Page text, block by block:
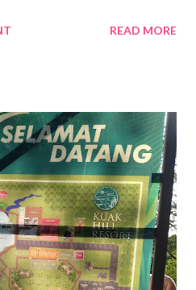
tahu di mana lokasinya sebab
emas Bukit Bintang, KLCC dan
awal tahun 2022 . STEG
mengabungkan rekabentuk
. STEG diadaptasi dari perkataan
( Langkah ). Jom kita tengok bilik
4 pilihan penginapan yang
Lumpur iaitu jenis Swanky,
READ MORE